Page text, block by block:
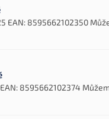
EAN: 8595662102350
EAN: 8595662102374